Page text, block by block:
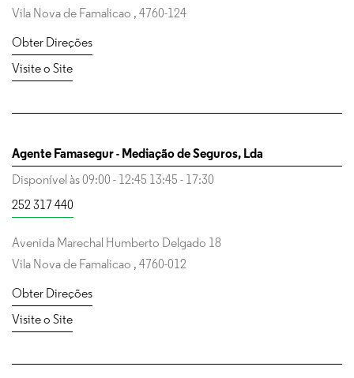
Vila Nova de Famalicao , 4760-124
Obter Direções
Visite o Site
Agente Famasegur - Mediação de Seguros, Lda
Disponível às09:00 - 12:45 13:45 - 17:30
252 317 440
Avenida Marechal Humberto Delgado 18
Vila Nova de Famalicao , 4760-012
Obter Direções
Visite o Site